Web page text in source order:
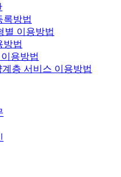
록방법
별 이용방법
방법
용방법
계층 서비스 이용방법